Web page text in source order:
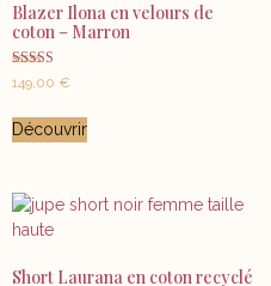
Blazer Ilona en velours de
coton – Marron
Note
5.00
149,00 €
Découvrir
Short Laurana en coton recyclé